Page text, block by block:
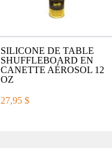
SILICONE DE TABLE
SHUFFLEBOARD EN
CANETTE AÉROSOL 12
OZ
27,95 $